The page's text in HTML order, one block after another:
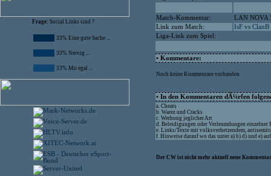
Frage: Social Links sind ?
33% Eine gute Sache ...
33% Nervig ...
33% Mir egal ...
Match-Kommentar:
LAN NOVA
Link zum Match:
IsF vs ClanB
Liga-Link zum Spiel:
• Kommentare:
Noch keine Kommentare vorhanden
• In den Kommentaren dÃ¼rfen
a. Cheats
b. Warez und Cracks
c. Werbung jeglicher Art
d. Beleidigungen oder Verleumdungen einzelner
e. Links/Texte mit volksverhetzendem,
f. Hinweise darauf wo das unter a) b) d) und e)
Der CW ist nicht mehr aktuell neue